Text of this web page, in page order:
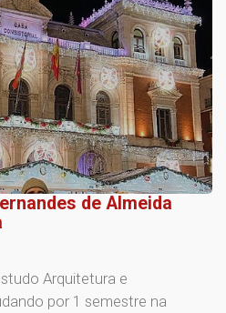
de Almeida
Arquitetura e
por 1 semestre na